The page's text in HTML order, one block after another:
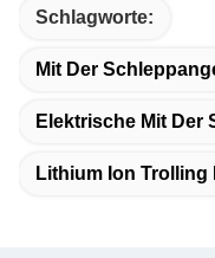
Schlagworte:
Mit Der
Elektrische Mit Der
Lithium Ion Trolling